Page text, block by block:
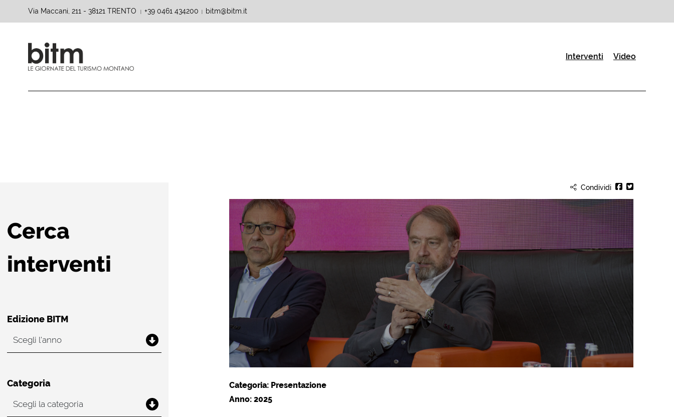
Via Maccani, 211 - 38121 TRENTO +39 0461 434200 bitm@bitm.it
Interventi (Pagina corrente)
Video
Cerca
interventi
Edizione BITM
Categoria
Condividi
Categoria: Presentazione
Anno: 2025